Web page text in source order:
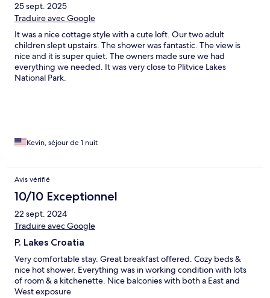
25 sept. 2025
Traduire avec Google
It was a nice cottage style with a cute loft. Our two adult
children slept upstairs. The shower was fantastic. The view is
nice and it is super quiet. The owners made sure we had
everything we needed. It was very close to Plitvice Lakes
National Park.
Kevin, séjour de 1 nuit
Avis vérifié
10/10 Exceptionnel
22 sept. 2024
Traduire avec Google
P. Lakes Croatia
Very comfortable stay. Great breakfast offered. Cozy beds &
nice hot shower. Everything was in working condition with lots
of room & a kitchenette. Nice balconies with both a East and
West exposure